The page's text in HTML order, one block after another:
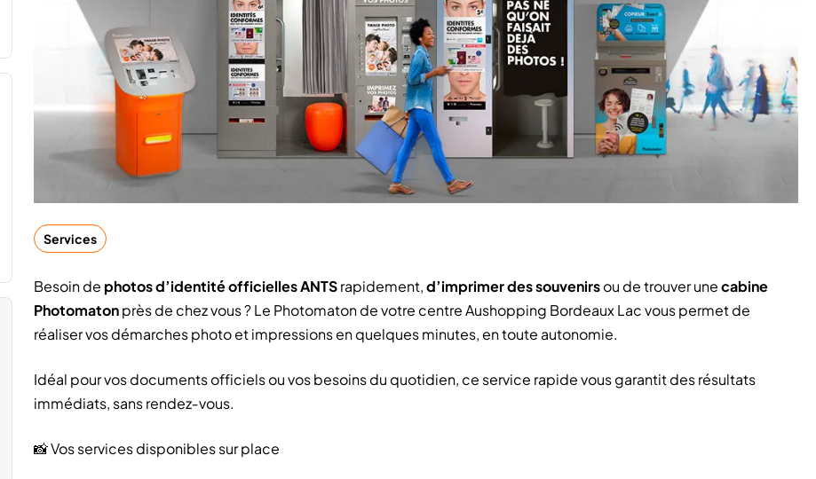
Services
Besoin de photos d’identité officielles ANTSrapidement,d’imprimer des souvenirsou de trouver unecabine
Photomatonprès de chez vous ? Le Photomaton de votre centre Aushopping Bordeaux Lac vous permet de
réaliser vos démarches photo et impressions en quelques minutes, en toute autonomie.
Idéal pour vos documents officiels ou vos besoins du quotidien, ce service rapide vous garantit des résultats
immédiats, sans rendez‑vous.
📸 Vos services disponibles sur place